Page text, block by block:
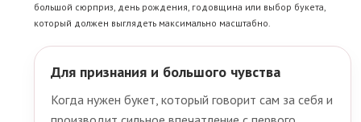
большой сюрприз, день рождения, годовщина или выбор букета,
который должен выглядеть максимально масштабно.
Для признания и большого чувства
Когда нужен букет, который говорит сам за себя и